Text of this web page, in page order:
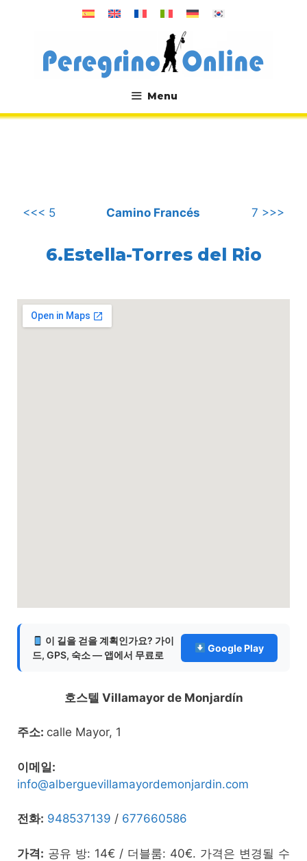
뛰
Menu
.
<<< 5 Camino Francés 7 >>>
6.Estella-Torres del Rio
이 길을 걷을 계획인가요? 가이
드, GPS, 숙소 — 앱에서 무료로
Google Play
호스텔 Villamayor de Monjardín
주소: calle Mayor, 1
이메일:
info@alberguevillamayordemonjardin.com
전화: 948537139 / 677660586
가격: 공유 방: 14€ / 더블룸: 40€. 가격은 변경될 수